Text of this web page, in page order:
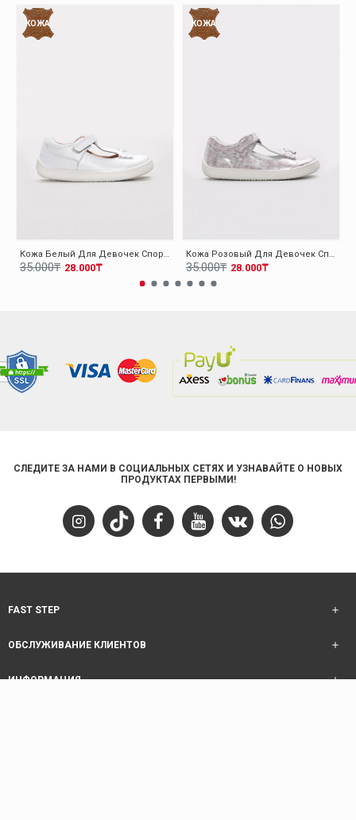
КОЖА
Кожа Белый Для Девочек Спортивная Обувь 006XA1040
28.000₸
35.000₸
КОЖА
Кожа Розовый Для Девочек Спортивная Обувь 006XA1040
28.000₸
35.000₸
СЛЕДИТЕ ЗА НАМИ В СОЦИАЛЬНЫХ СЕТЯХ И УЗНАВАЙТЕ О НОВЫХ
ПРОДУКТАХ ПЕРВЫМИ!
FAST STEP
ОБСЛУЖИВАНИЕ КЛИЕНТОВ
ИНФОРМАЦИЯ